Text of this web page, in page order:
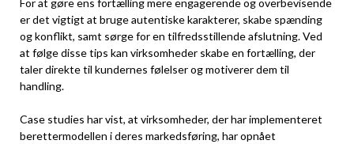
er det vigtigt at bruge autentiske karakterer, skabe spænding
og konflikt, samt sørge for en tilfredsstillende afslutning. Ved
at følge disse tips kan virksomheder skabe en fortælling, der
taler direkte til kundernes følelser og motiverer dem til
handling.
Case studies har vist, at virksomheder, der har implementeret
berettermodellen i deres markedsføring, har opnået